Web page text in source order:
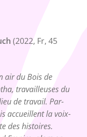
(2022, Fr, 45
air du Bois de
travailleuses du
de travail. Par-
accueillent la voix-
des histoires.